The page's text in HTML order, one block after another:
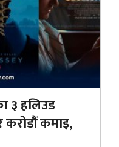
३ हलिउड
कमाइ,